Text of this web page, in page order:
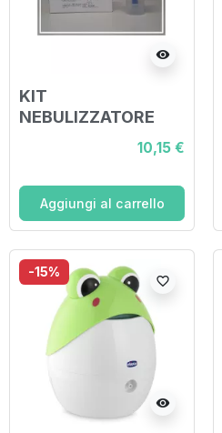
visibility
KIT
NEBULIZZATORE
OMRON COMP AIR
C802 AMPOLLA E
10,15 €
Aggiungi al carrello
-15%
visibility
favorite_border